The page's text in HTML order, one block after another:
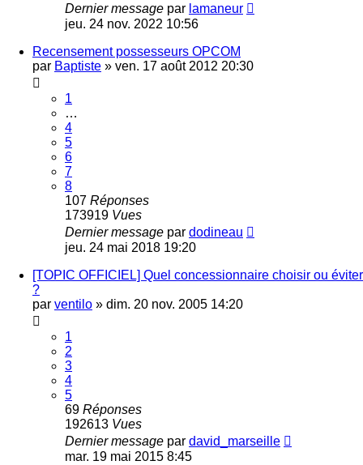
Dernier message par lamaneur
jeu. 24 nov. 2022 10:56
Recensement possesseurs OPCOM
par Baptiste » ven. 17 août 2012 20:30
1
…
4
5
6
7
8
107 Réponses
173919 Vues
Dernier message par dodineau
jeu. 24 mai 2018 19:20
[TOPIC OFFICIEL] Quel concessionnaire choisir ou éviter
?
par ventilo » dim. 20 nov. 2005 14:20
1
2
3
4
5
69 Réponses
192613 Vues
Dernier message par david_marseille
mar. 19 mai 2015 8:45